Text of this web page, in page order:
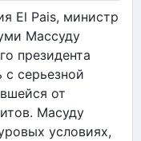
El Pais, министр
Массуду
президента
серьезной
от
Масуду
условиях,